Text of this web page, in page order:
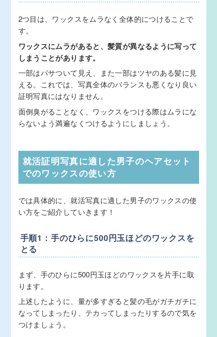
2つ目は、ワックスをムラなく全体的につけることで
す。
ワックスにムラがあると、髪質が異なるように写って
しまうことがあります。
一部はパサついて見え、また一部はツヤのある髪に見
える。これでは、写真全体のバランスも悪くなり良い
証明写真にはなりません。
面倒臭がることなく、ワックスをつける際はムラにな
らないよう満遍なくつけるようにしましょう。
就活証明写真に適した男子のヘアセット
でのワックスの使い方
では具体的に、就活写真に適した男子のワックスの使
い方をご紹介していきます！
手順1：手のひらに500円玉ほどのワックスを
とる
まず、手のひらに500円玉ほどのワックスを片手に取
ります。
上述したように、量が多すぎると髪の毛がガチガチに
なってしまったり、テカってしまったりするので気を
つけましょう。